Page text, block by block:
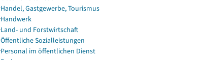
Handel, Gastgewerbe, Tourismus
Handwerk
Land- und Forstwirtschaft
Öffentliche Sozialleistungen
Personal im öffentlichen Dienst